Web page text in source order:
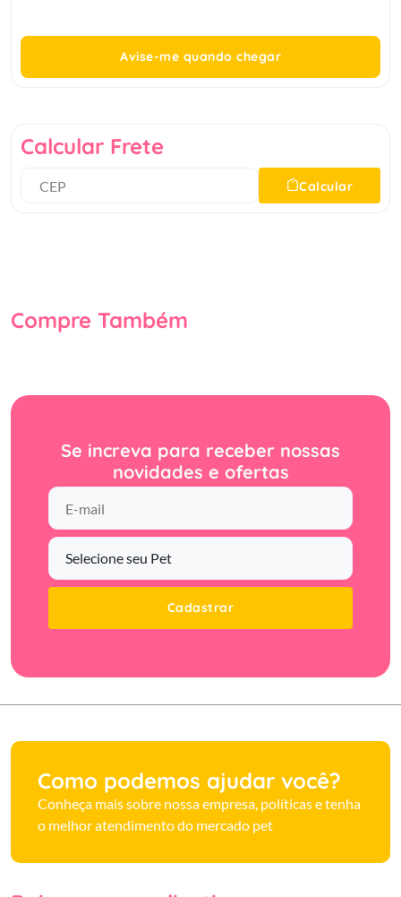
Avise-me quando chegar
Calcular Frete
Calcular
Compre Também
Se increva para receber nossas
novidades e ofertas
Cadastrar
Como podemos ajudar você?
Conheça mais sobre nossa empresa, políticas e tenha
o melhor atendimento do mercado pet